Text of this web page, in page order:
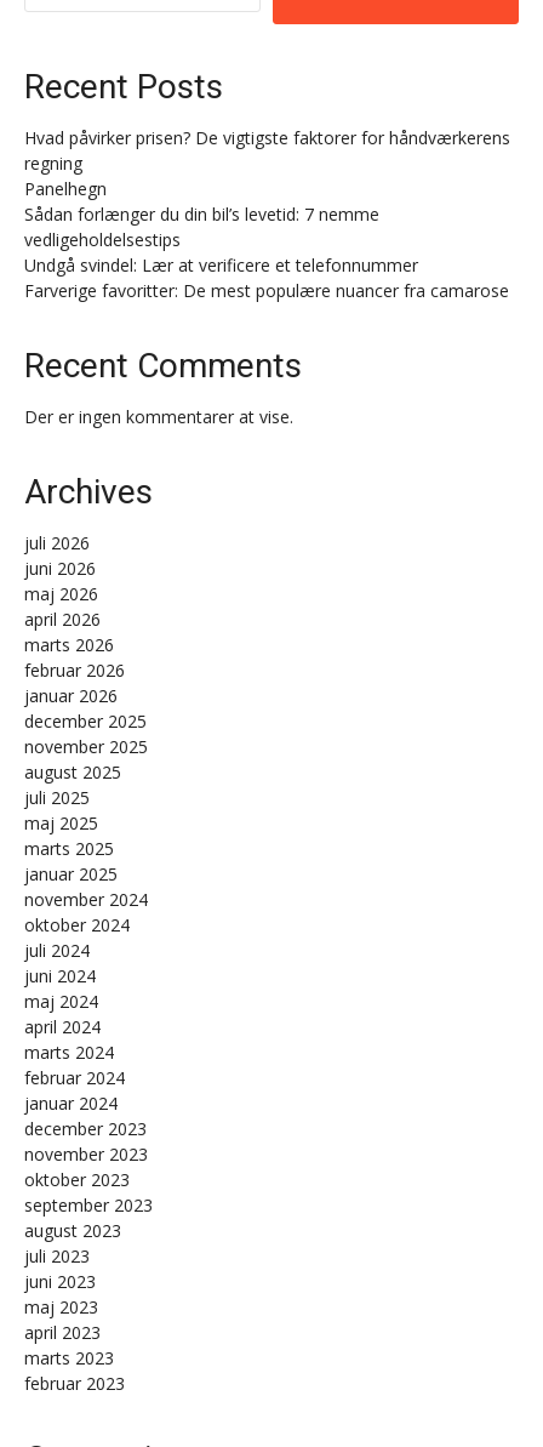
Recent Posts
Hvad påvirker prisen? De vigtigste faktorer for håndværkerens
regning
Panelhegn
Sådan forlænger du din bil’s levetid: 7 nemme
vedligeholdelsestips
Undgå svindel: Lær at verificere et telefonnummer
Farverige favoritter: De mest populære nuancer fra camarose
Recent Comments
Der er ingen kommentarer at vise.
Archives
juli 2026
juni 2026
maj 2026
april 2026
marts 2026
februar 2026
januar 2026
december 2025
november 2025
august 2025
juli 2025
maj 2025
marts 2025
januar 2025
november 2024
oktober 2024
juli 2024
juni 2024
maj 2024
april 2024
marts 2024
februar 2024
januar 2024
december 2023
november 2023
oktober 2023
september 2023
august 2023
juli 2023
juni 2023
maj 2023
april 2023
marts 2023
februar 2023